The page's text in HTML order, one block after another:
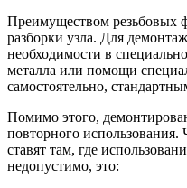
Преимуществом резьбовых
разборки узла. Для
необходимости в
металла или помощи
самостоятельно,
Помимо этого,
повторного использования.
ставят там, где
недопустимо, это: